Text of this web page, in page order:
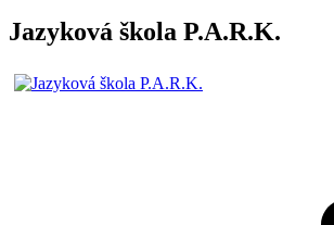
Jazyková škola P.A.R.K.